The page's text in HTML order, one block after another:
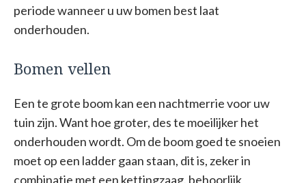
periode wanneer u uw bomen best laat
onderhouden.
Bomen vellen
Een te grote boom kan een nachtmerrie voor uw
tuin zijn. Want hoe groter, des te moeilijker het
onderhouden wordt. Om de boom goed te snoeien
moet op een ladder gaan staan, dit is, zeker in
combinatie met een kettingzaag, behoorlijk